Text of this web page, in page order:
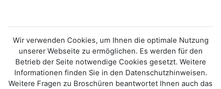
Wir verwenden Cookies, um Ihnen die optimale Nutzung
unserer Webseite zu ermöglichen. Es werden für den
Betrieb der Seite notwendige Cookies gesetzt. Weitere
Informationen finden Sie in den Datenschutzhinweisen.
Weitere Fragen zu Broschüren beantwortet Ihnen auch das